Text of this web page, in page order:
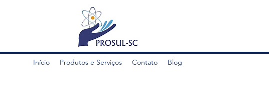
Início Produtos e Serviços Contato Blog